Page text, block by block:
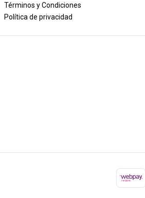
Términos y Condiciones
Política de privacidad